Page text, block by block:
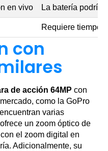
en vivo La batería podría
Requiere tiempo
con
de acción 64MP con
como la GoPro
varias
un zoom óptico de
el zoom digital en
Adicionalmente, su